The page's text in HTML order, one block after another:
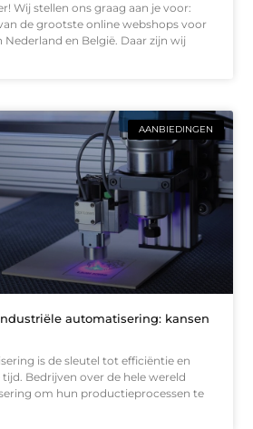
Wij stellen ons graag aan je voor:
de grootste online webshops voor
en België. Daar zijn wij
AANBIEDINGEN
automatisering: kansen
is de sleutel tot efficiëntie en
Bedrijven over de hele wereld
om hun productieprocessen te